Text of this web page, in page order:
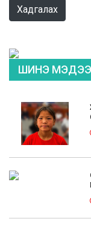
Хадгалах
ШИНЭ МЭДЭЭ